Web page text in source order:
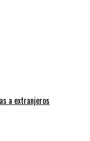
a extranjeros